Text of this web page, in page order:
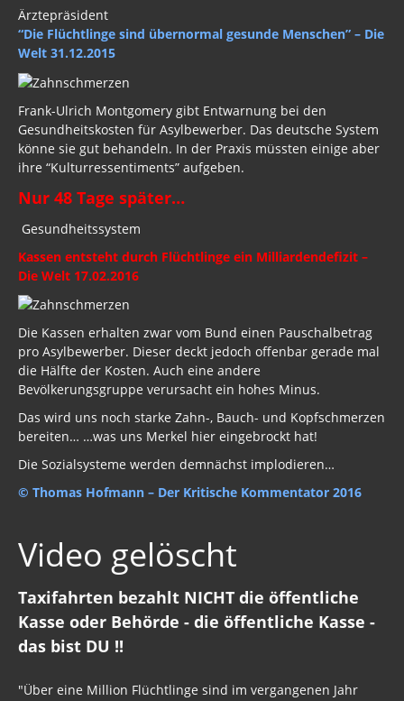
Ärztepräsident
“Die Flüchtlinge sind übernormal gesunde Menschen” – Die
Welt 31.12.2015
Frank-Ulrich Montgomery gibt Entwarnung bei den
Gesundheitskosten für Asylbewerber. Das deutsche System
könne sie gut behandeln. In der Praxis müssten einige aber
ihre “Kulturressentiments” aufgeben.
Nur 48 Tage später…
Gesundheitssystem
Kassen entsteht durch Flüchtlinge ein Milliardendefizit –
Die Welt 17.02.2016
Die Kassen erhalten zwar vom Bund einen Pauschalbetrag
pro Asylbewerber. Dieser deckt jedoch offenbar gerade mal
die Hälfte der Kosten. Auch eine andere
Bevölkerungsgruppe verursacht ein hohes Minus.
Das wird uns noch starke Zahn-, Bauch- und Kopfschmerzen
bereiten… …was uns Merkel hier eingebrockt hat!
Die Sozialsysteme werden demnächst implodieren…
© Thomas Hofmann – Der Kritische Kommentator 2016
Video gelöscht
Taxifahrten bezahlt NICHT die öffentliche
Kasse oder Behörde - die öffentliche Kasse -
das bist DU !!
"Über eine Million Flüchtlinge sind im vergangenen Jahr